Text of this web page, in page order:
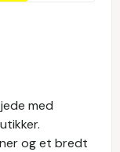
med
og et bredt